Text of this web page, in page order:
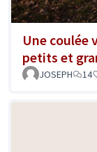
Une coulée
petits et
JOSEPH 14